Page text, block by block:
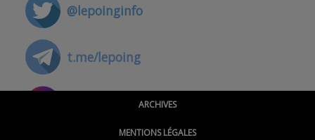
@lepoinginfo
t.me/lepoing
@montpellierpoinginfo
ARCHIVES
MENTIONS LÉGALES